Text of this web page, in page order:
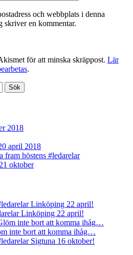
och webbplats i denna
skriver en kommentar.
för att minska skräppost. Lär
.
2018
april 2018
fram höstens #ledarelar
oktober
Linköping 22 april!
Linköping 22 april!
inte bort att komma ihåg…
inte bort att komma ihåg…
Sigtuna 16 oktober!